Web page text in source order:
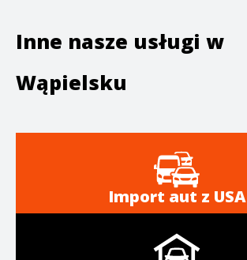
Inne nasze usługi w
Wąpielsku
Import aut z USA